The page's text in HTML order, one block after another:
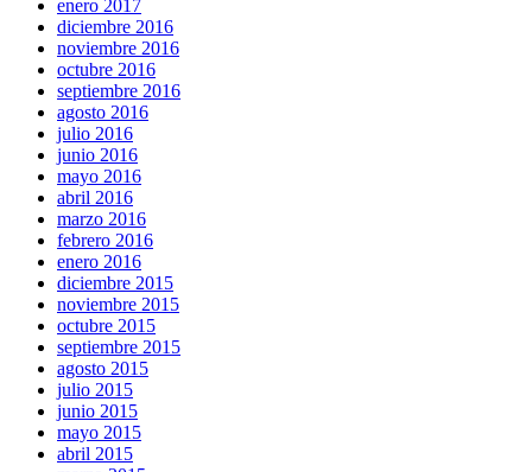
enero 2017
diciembre 2016
noviembre 2016
octubre 2016
septiembre 2016
agosto 2016
julio 2016
junio 2016
mayo 2016
abril 2016
marzo 2016
febrero 2016
enero 2016
diciembre 2015
noviembre 2015
octubre 2015
septiembre 2015
agosto 2015
julio 2015
junio 2015
mayo 2015
abril 2015